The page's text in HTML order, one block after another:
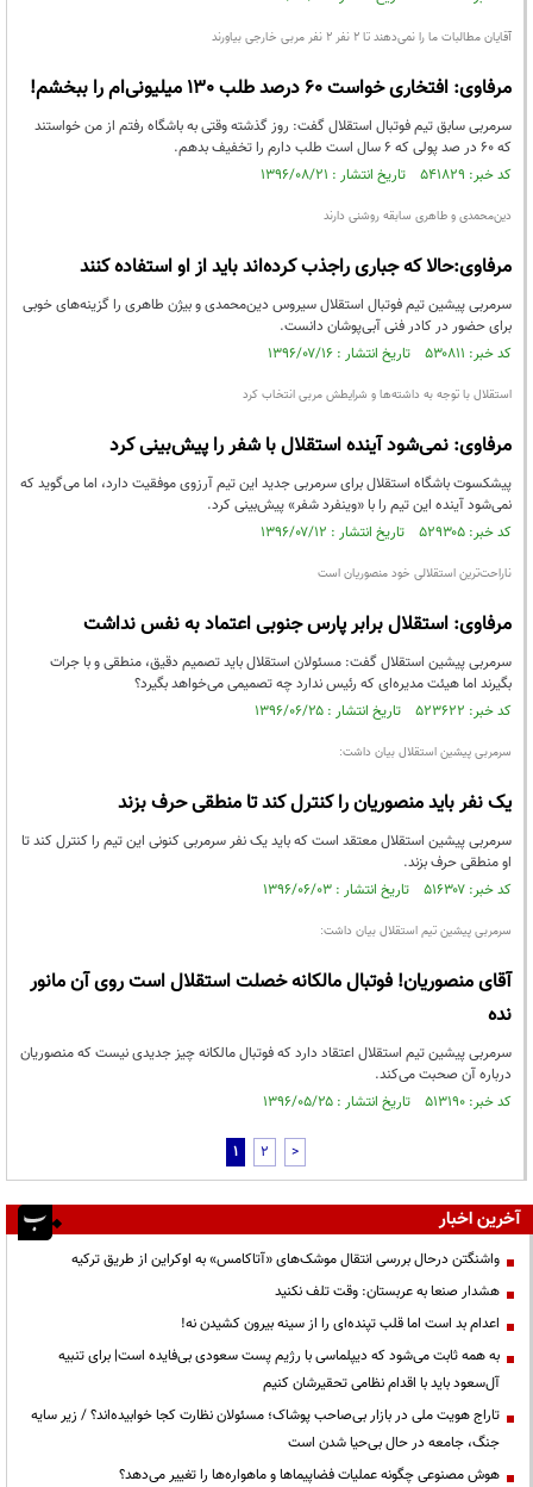
آقایان مطالبات ما را نمی‌دهند تا 2 نفر 2 نفر مربی خارجی بیاورند
مرفاوی: افتخاری خواست 60 درصد طلب 130 میلیونی‌ام را ببخشم!
سرمربی سابق تیم فوتبال استقلال گفت: روز گذشته وقتی به باشگاه رفتم از من خواستند
که 60 در صد پولی که 6 سال است طلب‌ دارم را تخفیف بدهم.
کد خبر: ۵۴۱۸۲۹ تاریخ انتشار : ۱۳۹۶/۰۸/۲۱
دین‌محمدی و طاهری سابقه روشنی دارند
مرفاوی:حالا که جباری راجذب کرده‌اند باید از او استفاده کنند
سرمربی پیشین تیم فوتبال استقلال سیروس دین‌محمدی و بیژن طاهری را گزینه‌های خوبی
برای حضور در کادر فنی آبی‌پوشان دانست.
کد خبر: ۵۳۰۸۱۱ تاریخ انتشار : ۱۳۹۶/۰۷/۱۶
استقلال با توجه به داشته‌ها و شرایطش مربی انتخاب کرد
مرفاوی: نمی‌شود آینده استقلال با شفر را پیش‌بینی کرد
پیشکسوت باشگاه استقلال برای سرمربی جدید این تیم آرزوی موفقیت دارد، اما می‌گوید که
نمی‌شود آینده این تیم را با «وینفرد شفر» پیش‌بینی کرد.
کد خبر: ۵۲۹۳۰۵ تاریخ انتشار : ۱۳۹۶/۰۷/۱۲
ناراحت‌ترین استقلالی خود منصوریان است
مرفاوی: استقلال برابر پارس جنوبی اعتماد به نفس نداشت
سرمربی پیشین استقلال گفت: مسئولان استقلال باید تصمیم دقیق، منطقی و با جرات
بگیرند اما هیئت مدیره‌ای که رئیس ندارد چه تصمیمی می‌خواهد بگیرد؟
کد خبر: ۵۲۳۶۲۲ تاریخ انتشار : ۱۳۹۶/۰۶/۲۵
سرمربی پیشین استقلال بیان داشت:
یک نفر باید منصوریان را کنترل کند تا منطقی حرف بزند
سرمربی پیشین استقلال معتقد است که باید یک نفر سرمربی کنونی این تیم را کنترل کند تا
او منطقی حرف بزند.
کد خبر: ۵۱۶۳۰۷ تاریخ انتشار : ۱۳۹۶/۰۶/۰۳
سرمربی پیشین تیم استقلال بیان داشت:
آقای منصوریان! فوتبال مالکانه خصلت استقلال است روی آن مانور
نده
سرمربی پیشین تیم استقلال اعتقاد دارد که فوتبال مالکانه چیز جدیدی نیست که منصوریان
درباره آن صحبت می‌کند.
کد خبر: ۵۱۳۱۹۰ تاریخ انتشار : ۱۳۹۶/۰۵/۲۵
1 2 >
آخرین اخبار
واشنگتن درحال بررسی انتقال موشک‌های «آتاکامس» به اوکراین از طریق ترکیه
هشدار صنعا به عربستان: وقت تلف نکنید
اعدام بد است اما قلب تپنده‌ای را از سینه بیرون کشیدن نه!
به همه ثابت می‌شود که دیپلماسی با رژیم پست سعودی بی‌فایده است| برای تنبیه
آل‌سعود باید با اقدام نظامی تحقیرشان کنیم
تاراج هویت ملی در بازار بی‌صاحب پوشاک؛ مسئولان نظارت کجا خوابیده‌اند؟ / زیر سایه
جنگ، جامعه در حال بی‌حیا شدن است
هوش مصنوعی چگونه عملیات فضاپیماها و ماهواره‌ها را تغییر می‌دهد؟